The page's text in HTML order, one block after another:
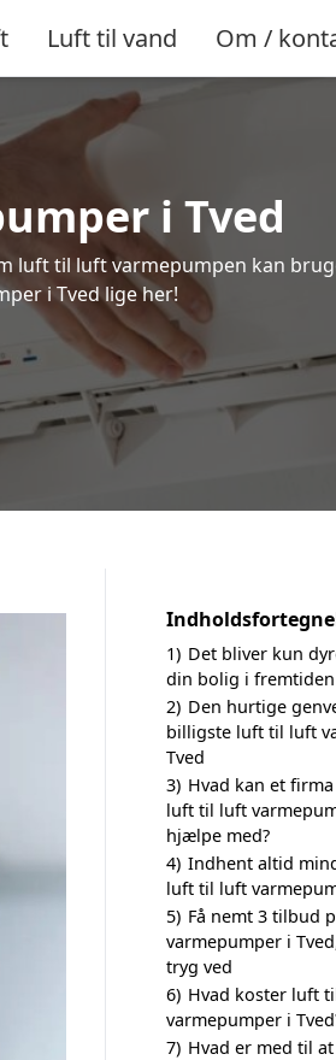
Luft til vand Om /
i Tved
luft til luft varmepumpen kan
i Tved lige her!
1) Det bliver kun
din bolig i fremtiden
2) Den hurtige
billigste luft til luft
Tved
3) Hvad kan et
luft til luft
hjælpe med?
4) Indhent altid
luft til luft
5) Få nemt 3 tilbud
varmepumper i
tryg ved
6) Hvad koster luft
varmepumper i
7) Hvad er med til